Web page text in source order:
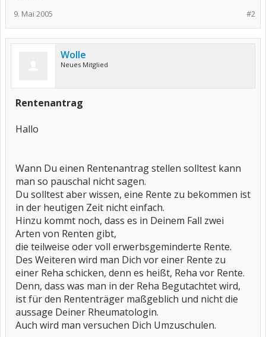
#2
9. Mai 2005
Wolle
Neues Mitglied
Rentenantrag
Hallo
Wann Du einen Rentenantrag stellen solltest kann
man so pauschal nicht sagen.
Du solltest aber wissen, eine Rente zu bekommen ist
in der heutigen Zeit nicht einfach.
Hinzu kommt noch, dass es in Deinem Fall zwei
Arten von Renten gibt,
die teilweise oder voll erwerbsgeminderte Rente.
Des Weiteren wird man Dich vor einer Rente zu
einer Reha schicken, denn es heißt, Reha vor Rente.
Denn, dass was man in der Reha Begutachtet wird,
ist für den Rententräger maßgeblich und nicht die
aussage Deiner Rheumatologin.
Auch wird man versuchen Dich Umzuschulen.